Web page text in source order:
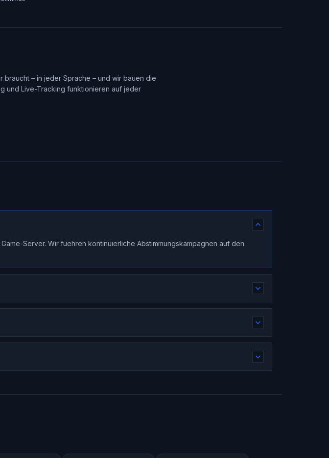
– in jeder Sprache – und wir bauen die
und Live-Tracking funktionieren auf jeder
Server. Wir fuehren kontinuierliche Abstimmungskampagnen auf den